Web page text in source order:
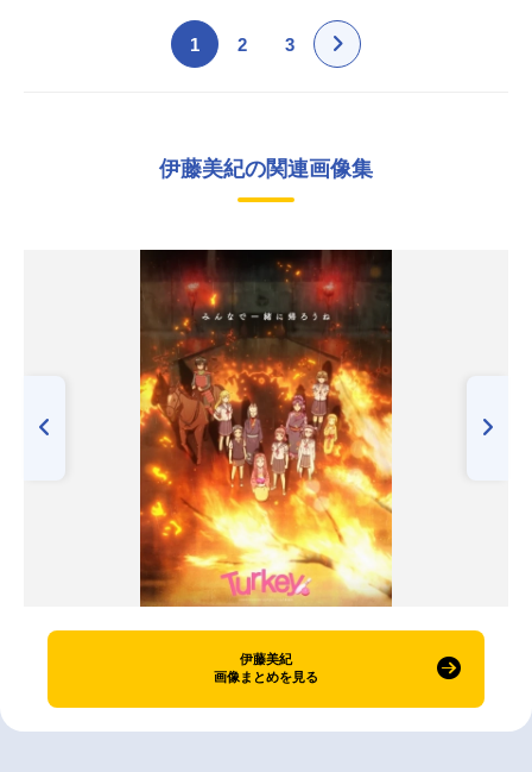
1 2 3
伊藤美紀の関連画像集
伊藤美紀
画像まとめを見る